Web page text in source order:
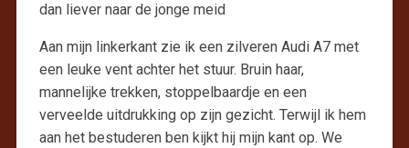
dan liever naar de jonge meid
Aan mijn linkerkant zie ik een zilveren Audi A7 met
een leuke vent achter het stuur. Bruin haar,
mannelijke trekken, stoppelbaardje en een
verveelde uitdrukking op zijn gezicht. Terwijl ik hem
aan het bestuderen ben kijkt hij mijn kant op. We